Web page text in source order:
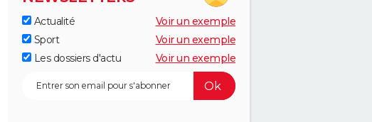
Actualité
Voir un exemple
Sport
Voir un exemple
Les dossiers d'actu
Voir un exemple